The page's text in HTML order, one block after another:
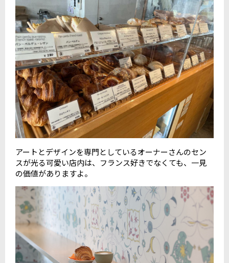
アートとデザインを専門としているオーナーさんのセン
スが光る可愛い店内は、フランス好きでなくても、一見
の価値がありますよ。